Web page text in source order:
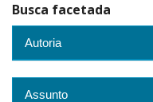
Busca facetada
Autoria
Assunto